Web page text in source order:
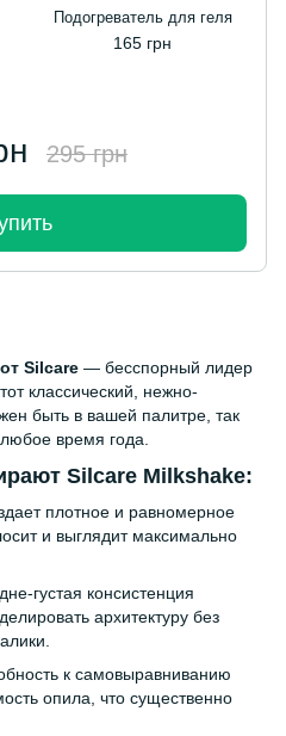
Подогреватель для геля
165 грн
295 грн
Silcare — бесспорный лидер
классический, нежно-
быть в вашей палитре, так
время года.
Silcare Milkshake:
плотное и равномерное
и выглядит максимально
густая консистенция
архитектуру без
к самовыравниванию
опила, что существенно